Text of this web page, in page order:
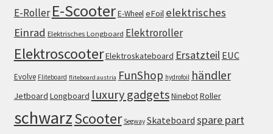
E-Roller E-ScooterE-WheeleFoil elektrisches
Einrad Elektrisches Longboard Elektroroller
ElektroscooterElektroskateboard Ersatzteil EUC
Evolve Fliteboard fliteboard austria FunShop hydrofoil händler
Jetboard Longboard luxury gadgetsNinebotRoller
schwarzScooter Segway Skateboard spare part